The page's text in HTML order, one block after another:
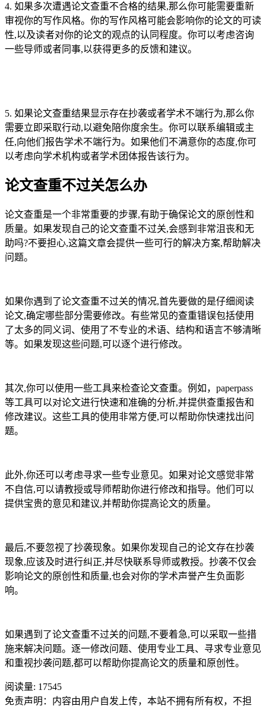
4. 如果多次遭遇论文查重不合格的结果,那么你可能需要重新
审视你的写作风格。你的写作风格可能会影响你的论文的可读
性,以及读者对你的论文的观点的认同程度。你可以考虑咨询
一些导师或者同事,以获得更多的反馈和建议。
5. 如果论文查重结果显示存在抄袭或者学术不端行为,那么你
需要立即采取行动,以避免陪你度余生。你可以联系编辑或主
任,向他们报告学术不端行为。如果他们不满意你的态度,你可
以考虑向学术机构或者学术团体报告该行为。
论文查重不过关怎么办
论文查重是一个非常重要的步骤,有助于确保论文的原创性和
质量。如果发现自己的论文查重不过关,会感到非常沮丧和无
助吗?不要担心,这篇文章会提供一些可行的解决方案,帮助解决
问题。
如果你遇到了论文查重不过关的情况,首先要做的是仔细阅读
论文,确定哪些部分需要修改。有些常见的查重错误包括使用
了太多的同义词、使用了不专业的术语、结构和语言不够清晰
等。如果发现这些问题,可以逐个进行修改。
其次,你可以使用一些工具来检查论文查重。例如，paperpass
等工具可以对论文进行快速和准确的分析,并提供查重报告和
修改建议。这些工具的使用非常方便,可以帮助你快速找出问
题。
此外,你还可以考虑寻求一些专业意见。如果对论文感觉非常
不自信,可以请教授或导师帮助你进行修改和指导。他们可以
提供宝贵的意见和建议,并帮助你提高论文的质量。
最后,不要忽视了抄袭现象。如果你发现自己的论文存在抄袭
现象,应该及时进行纠正,并尽快联系导师或教授。抄袭不仅会
影响论文的原创性和质量,也会对你的学术声誉产生负面影
响。
如果遇到了论文查重不过关的问题,不要着急,可以采取一些措
施来解决问题。逐一修改问题、使用专业工具、寻求专业意见
和重视抄袭问题,都可以帮助你提高论文的质量和原创性。
阅读量: 17545
免责声明：内容由用户自发上传，本站不拥有所有权，不担